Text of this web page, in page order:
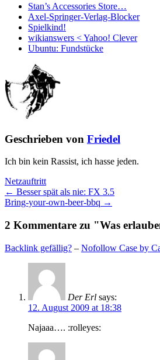
Stan’s Accessories Store…
Axel-Springer-Verlag-Blocker
Spielkind!
wikianswers < Yahoo! Clever
Ubuntu: Fundstücke
Geschrieben von Friedel
Ich bin kein Rassist, ich hasse jeden.
Netzauftritt
← Besser spät als nie: FX 3.5
Bring-your-own-beer-bbq →
2 Kommentare zu "Was
Backlink gefällig? – Nofollow Case by
Der Erl says:
12. August 2009 at 18:38
Najaaa…. :rolleyes: